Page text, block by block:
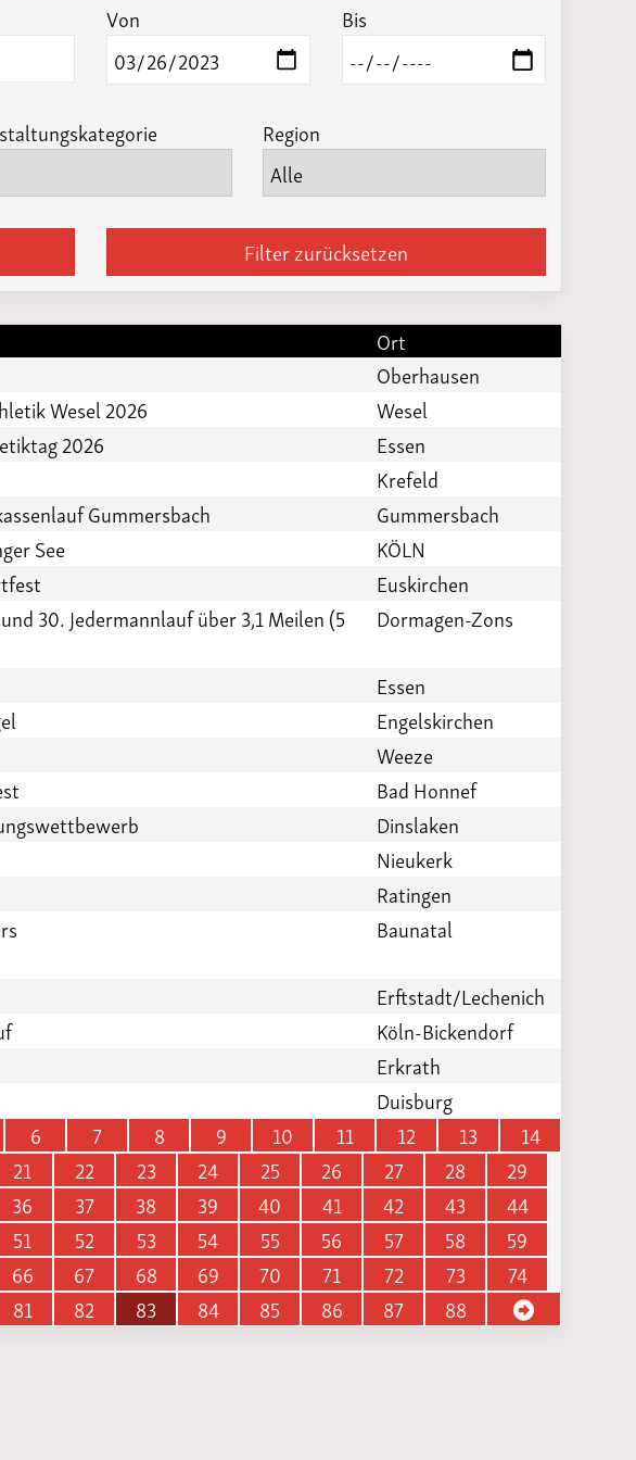
LSB-
Schutzkonzeptgenerator
Von Bis
Region
Filter zurücksetzen
Ort
Oberhausen
Wesel 2026
Wesel
2026
Essen
Krefeld
Gummersbach
Gummersbach
See
KÖLN
Euskirchen
30. Jedermannlauf über 3,1 Meilen (5
Dormagen-Zons
Essen
Engelskirchen
Weeze
Bad Honnef
Dinslaken
Nieukerk
Ratingen
Baunatal
Erftstadt/Lechenich
Köln-Bickendorf
Erkrath
Duisburg
6 7 8 9 10 11 12 13
14
21 22 23 24 25 26 27 28
29
36 37 38 39 40 41 42 43
44
51 52 53 54 55 56 57 58
59
66 67 68 69 70 71 72 73
74
81 82 83 84 85 86 87
88